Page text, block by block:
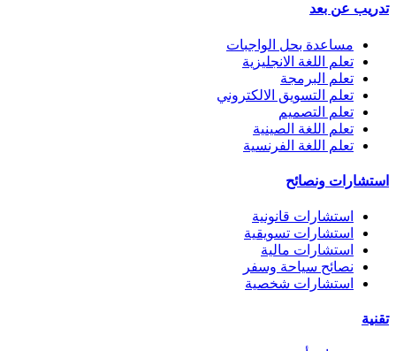
تدريب عن بعد
مساعدة بحل الواجبات
تعلم اللغة الانجليزية
تعلم البرمجة
تعلم التسويق الالكتروني
تعلم التصميم
تعلم اللغة الصينية
تعلم اللغة الفرنسية
استشارات ونصائح
استشارات قانونية
استشارات تسويقية
استشارات مالية
نصائح سياحة وسفر
استشارات شخصية
تقنية